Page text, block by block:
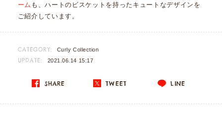
ーム も、ハートのビスケットを持ったキュートなデザインを
ご紹介しています。
CATEGORY: Curly Collection
UPDATE: 2021.06.14 15:17
SHARE TWEET LINE